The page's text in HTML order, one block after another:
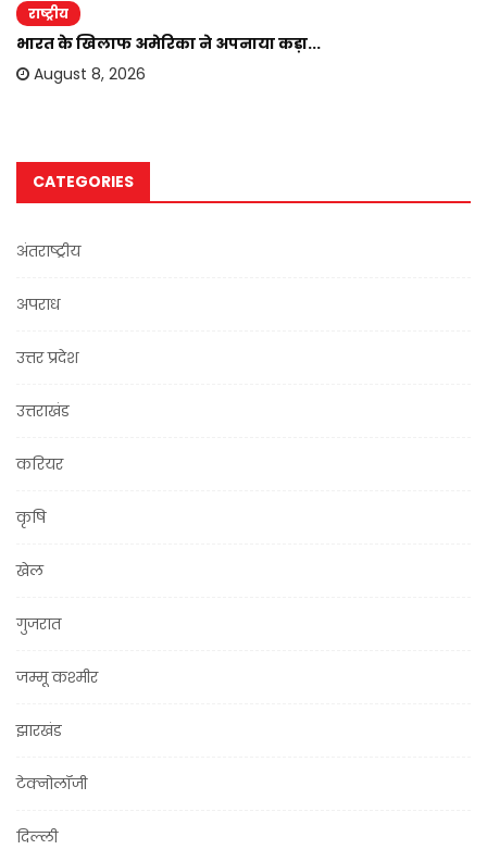
राष्ट्रीय
भारत के खिलाफ अमेरिका ने अपनाया कड़ा...
August 8, 2026
CATEGORIES
अंतराष्ट्रीय
अपराध
उत्तर प्रदेश
उत्तराखंड
करियर
कृषि
खेल
गुजरात
जम्मू कश्मीर
झारखंड
टेक्नोलॉजी
दिल्ली